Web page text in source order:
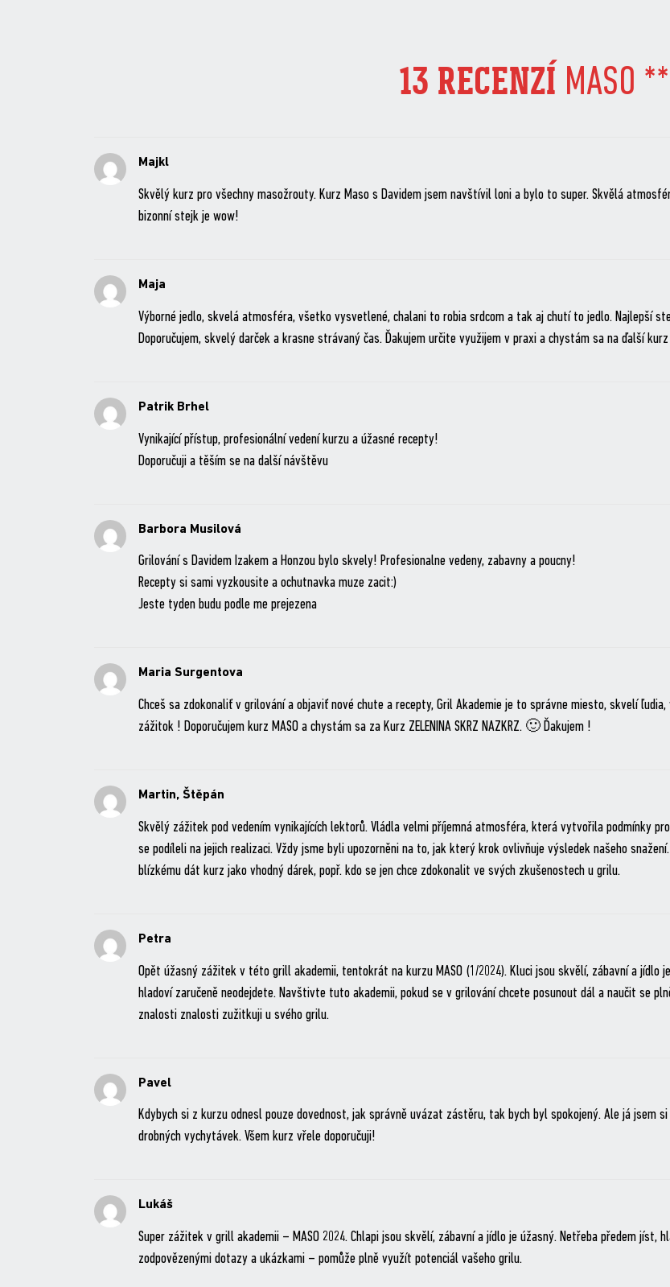
13 RECENZÍ MASO
Majkl
Skvělý kurz pro všechny masožrouty. Kurz Maso s Davidem jsem navštívil loni a bylo to super. Skvělá
bizonní stejk je wow!
Maja
Výborné jedlo, skvelá atmosféra, všetko vysvetlené, chalani to robia srdcom a tak aj chutí to jedlo. Najlepší
Doporučujem, skvelý darček a krasne strávaný čas. Ďakujem určite využijem v praxi a chystám sa na ďalší
Patrik Brhel
Vynikající přístup, profesionální vedení kurzu a úžasné recepty!
Doporučuji a těším se na další návštěvu
Barbora Musilová
Grilování s Davidem Izakem a Honzou bylo skvely! Profesionalne vedeny, zabavny a poucny!
Recepty si sami vyzkousite a ochutnavka muze zacit:)
Jeste tyden budu podle me prejezena
Maria Surgentova
Chceš sa zdokonaliť v grilování a objaviť nové chute a recepty, Gril Akademie je to správne miesto, skvelí
zážitok ! Doporučujem kurz MASO a chystám sa za Kurz ZELENINA SKRZ NAZKRZ. 🙂 Ďakujem !
Martin, Štěpán
Skvělý zážitek pod vedením vynikajících lektorů. Vládla velmi příjemná atmosféra, která vytvořila podmínky
se podíleli na jejich realizaci. Vždy jsme byli upozorněni na to, jak který krok ovlivňuje výsledek našeho
blízkému dát kurz jako vhodný dárek, popř. kdo se jen chce zdokonalit ve svých zkušenostech u grilu.
Petra
Opět úžasný zážitek v této grill akademii, tentokrát na kurzu MASO (1/2024). Kluci jsou skvělí, zábavní a jídlo
hladoví zaručeně neodejdete. Navštivte tuto akademii, pokud se v grilování chcete posunout dál a naučit se
znalosti znalosti zužitkuji u svého grilu.
Pavel
Kdybych si z kurzu odnesl pouze dovednost, jak správně uvázat zástěru, tak bych byl spokojený. Ale já jsem
drobných vychytávek. Všem kurz vřele doporučuji!
Lukáš
Super zážitek v grill akademii – MASO 2024. Chlapi jsou skvělí, zábavní a jídlo je úžasný. Netřeba předem jíst,
zodpovězenými dotazy a ukázkami – pomůže plně využít potenciál vašeho grilu.